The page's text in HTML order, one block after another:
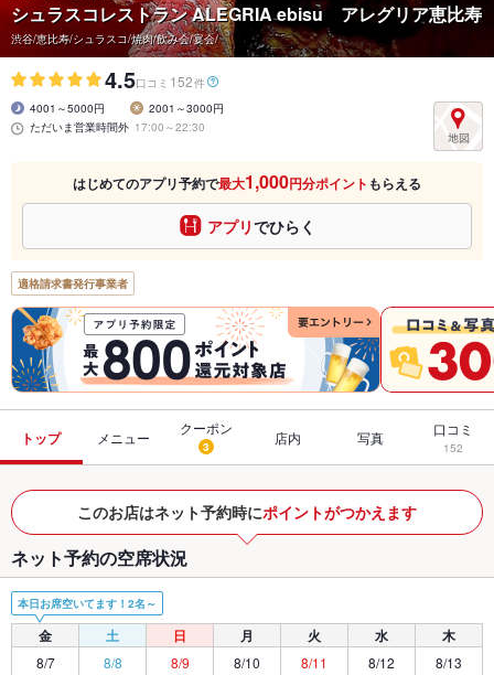
シュラスコレストラン ALEGRIA ebisu アレグリア恵比寿
渋谷/恵比寿/シュラスコ/焼肉/飲み会/宴会/
4.5口コミ 152件
4001～5000円
2001～3000円
ただいま営業時間外 17:00～22:30
はじめてのアプリ予約で最大1,000円分ポイント もらえる
アプリでひらく
適格請求書発行事業者
トップ メニュー
クーポン
3 店内 写真 口コミ
152
このお店はネット予約時にポイントがつかえます
ネット予約の空席状況
本日お席空いてます！2名～
金 土 日 月 火 水 木
8/7 8/8 8/9 8/10 8/11 8/12 8/13